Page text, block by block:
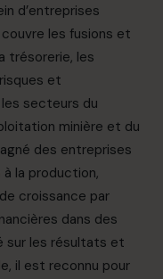
d’entreprises
les fusions et
trésorerie, les
et
secteurs du
minière et du
des entreprises
la production,
croissance par
dans des
sur les résultats et
il est reconnu pour